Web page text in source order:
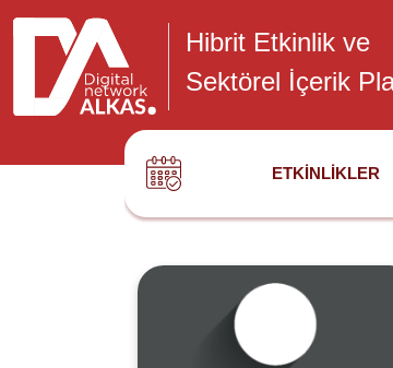
Hibrit Etkinlik ve
Sektörel İçerik
ETKINLIKLER